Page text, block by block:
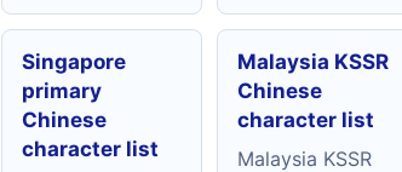
Singapore
primary
Chinese
character list
Malaysia KSSR
Chinese
character list
Malaysia KSSR